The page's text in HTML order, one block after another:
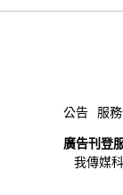
公告 服
廣告刊登
我傳媒